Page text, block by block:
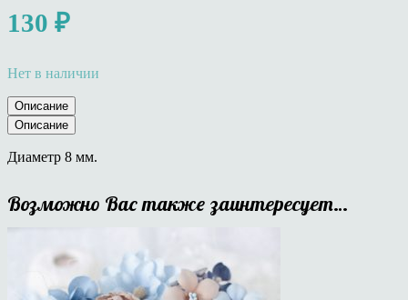
130 ₽
Нет в наличии
Описание
Описание
Диаметр 8 мм.
Возможно Вас также заинтересует…